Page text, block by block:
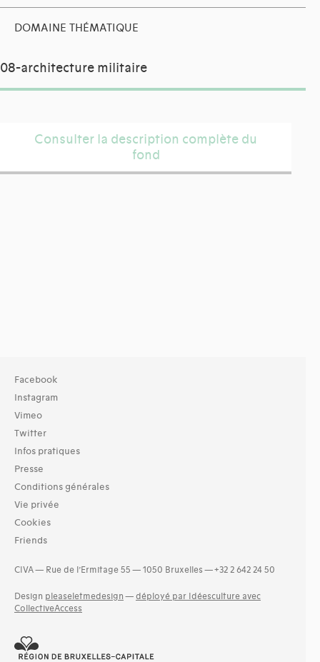
DOMAINE THÉMATIQUE
08-architecture militaire
Consulter la description complète du
fond
Facebook
Instagram
Vimeo
Twitter
Infos pratiques
Presse
Conditions générales
Vie privée
Cookies
Friends
CIVA — Rue de l’Ermitage 55 — 1050 Bruxelles — +32 2 642 24 50
Design pleaseletmedesign — déployé par Idéesculture avec
CollectiveAccess